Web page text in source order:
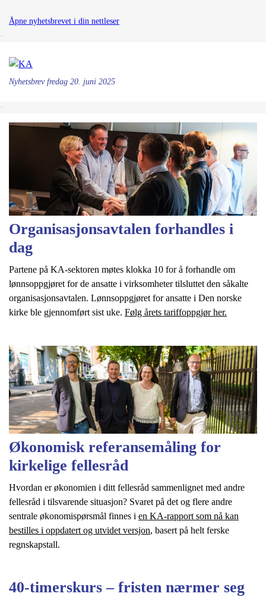
Åpne nyhetsbrevet i din nettleser
Nyhetsbrev fredag 20. juni 2025
Organisasjonsavtalen forhandles i
dag
Partene på KA-sektoren møtes klokka 10 for å forhandle om
lønnsoppgjøret for de ansatte i virksomheter tilsluttet den såkalte
organisasjonsavtalen. Lønnsoppgjøret for ansatte i Den norske
kirke ble gjennomført sist uke. Følg årets tariffoppgjør her.
Økonomisk referansemåling for
kirkelige fellesråd
Hvordan er økonomien i ditt fellesråd sammenlignet med andre
fellesråd i tilsvarende situasjon? Svaret på det og flere andre
sentrale økonomispørsmål finnes i en KA-rapport som nå kan
bestilles i oppdatert og utvidet versjon, basert på helt ferske
regnskapstall.
40-timerskurs – fristen nærmer seg